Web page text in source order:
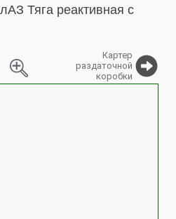
Тяга реактивная с
Картер
раздаточной
коробки